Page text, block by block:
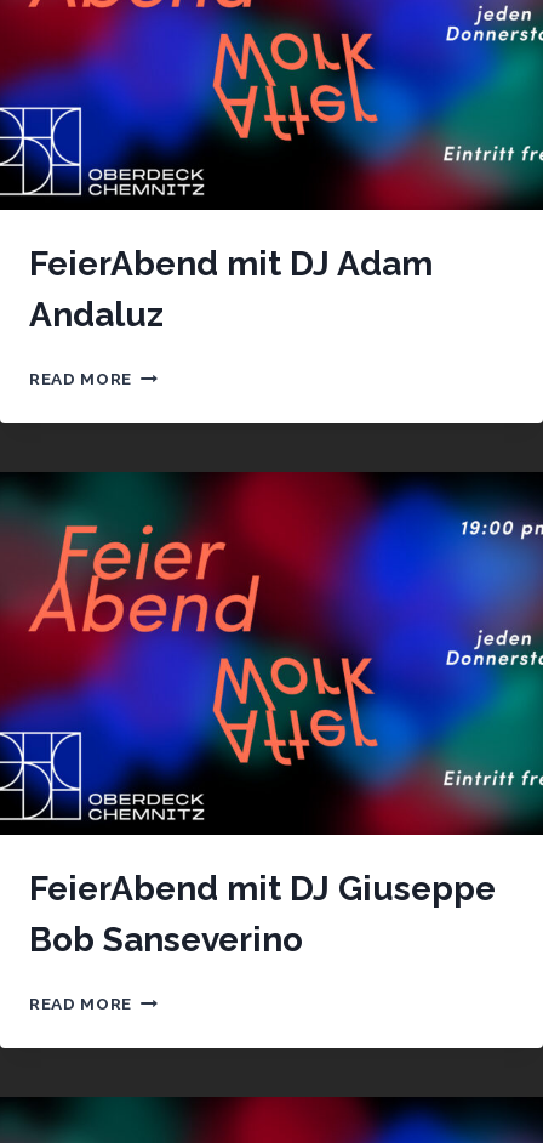
FeierAbend mit DJ Adam
Andaluz
READ MORE FEIERABEND
DJ
ANDALUZ
FeierAbend mit DJ Giuseppe
Bob Sanseverino
READ MORE FEIERABEND
DJ
BOB